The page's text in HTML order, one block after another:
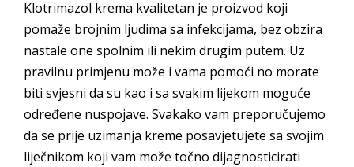
Klotrimazol krema kvalitetan je proizvod koji
pomaže brojnim ljudima sa infekcijama, bez obzira
nastale one spolnim ili nekim drugim putem. Uz
pravilnu primjenu može i vama pomoći no morate
biti svjesni da su kao i sa svakim lijekom moguće
određene nuspojave. Svakako vam preporučujemo
da se prije uzimanja kreme posavjetujete sa svojim
liječnikom koji vam može točno dijagnosticirati